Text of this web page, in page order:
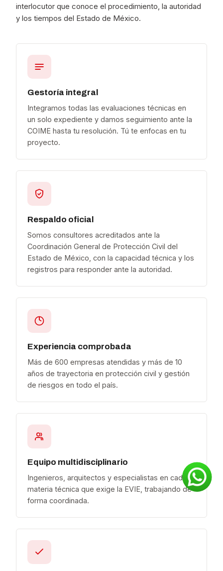
interlocutor que conoce el procedimiento, la autoridad
y los tiempos del Estado de México.
Gestoría integral
Integramos todas las evaluaciones técnicas en
un solo expediente y damos seguimiento ante la
COIME hasta tu resolución. Tú te enfocas en tu
proyecto.
Respaldo oficial
Somos consultores acreditados ante la
Coordinación General de Protección Civil del
Estado de México, con la capacidad técnica y los
registros para responder ante la autoridad.
Experiencia comprobada
Más de 600 empresas atendidas y más de 10
años de trayectoria en protección civil y gestión
de riesgos en todo el país.
Equipo multidisciplinario
Ingenieros, arquitectos y especialistas en cada
materia técnica que exige la EVIE, trabajando de
forma coordinada.